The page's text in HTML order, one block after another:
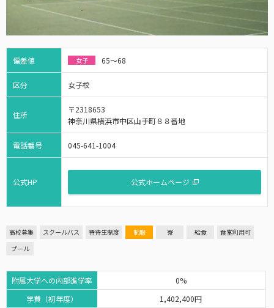
偏差値 女子 65～68
区分 女子校
住所
〒2318653
神奈川県横浜市中区山手町８８番地
電話番号 045-641-1004
公式HP 公式ホームページ
高校募集 スクールバス 特待生制度 制服 寮 給食
食堂利用可
プール
附属大学への内部進学率
学費（初年度）
0%
1,402,400円